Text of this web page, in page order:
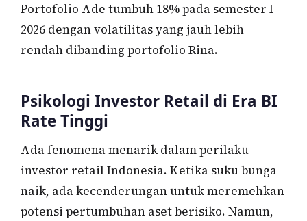
Portofolio Ade tumbuh 18% pada semester I
2026 dengan volatilitas yang jauh lebih
rendah dibanding portofolio Rina.
Psikologi Investor Retail di Era BI
Rate Tinggi
Ada fenomena menarik dalam perilaku
investor retail Indonesia. Ketika suku bunga
naik, ada kecenderungan untuk meremehkan
potensi pertumbuhan aset berisiko. Namun,